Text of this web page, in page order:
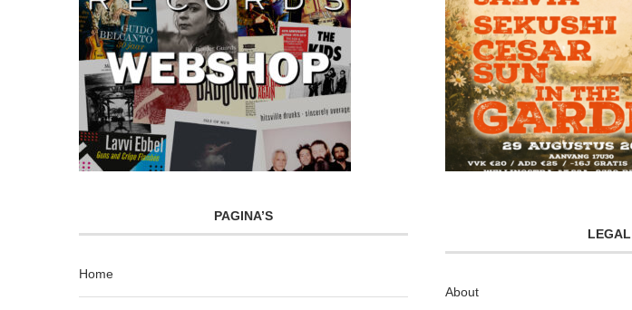
PAGINA’S
Home
LEGAL
About